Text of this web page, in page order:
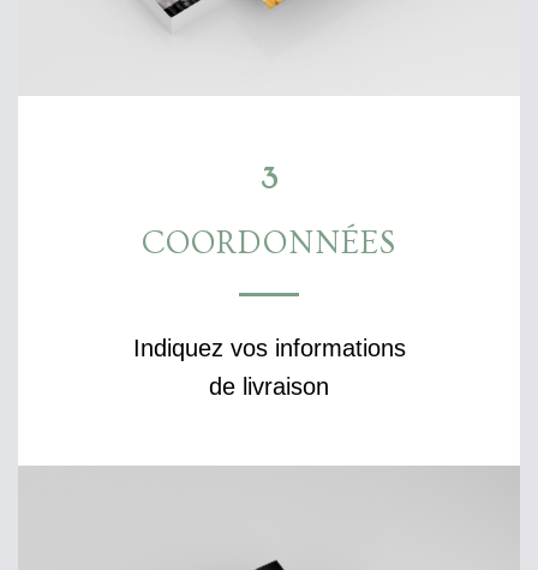
3
COORDONNÉES
Indiquez vos informations
de livraison